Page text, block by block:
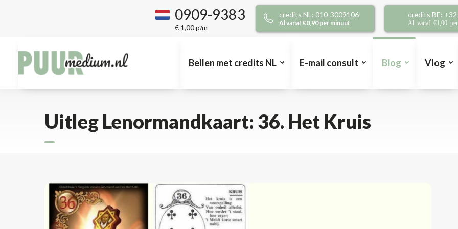
0909-9383
€ 1,00 p/m
credits NL: 010-3009106
Al vanaf €0,90 per minuut
credits BE:
Al vanaf €1,00
Bellen met credits NL E-mail consult Blog Vlog
Uitleg Lenormandkaart: 36. Het Kruis